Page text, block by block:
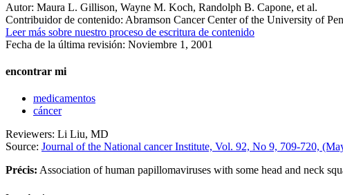
Autor: Maura L. Gillison, Wayne M. Koch, Randolph B. Capone, et al.
Contribuidor de contenido: Abramson Cancer Center of the University of
Leer más sobre nuestro proceso de escritura de contenido
Fecha de la última revisión: Noviembre 1, 2001
encontrar mi
medicamentos
cáncer
Reviewers: Li Liu, MD
Source: Journal of the National cancer Institute, Vol. 92, No 9, 709-720,
Précis: Association of human papillomaviruses with some head and neck